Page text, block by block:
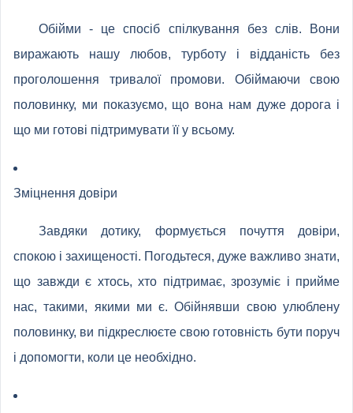
Обійми - це спосіб спілкування без слів. Вони
виражають нашу любов, турботу і відданість без
проголошення тривалої промови. Обіймаючи свою
половинку, ми показуємо, що вона нам дуже дорога і
що ми готові підтримувати її у всьому.
Зміцнення довіри
Завдяки дотику, формується почуття довіри,
спокою і захищеності. Погодьтеся, дуже важливо знати,
що завжди є хтось, хто підтримає, зрозуміє і прийме
нас, такими, якими ми є. Обійнявши свою улюблену
половинку, ви підкреслюєте свою готовність бути поруч
і допомогти, коли це необхідно.